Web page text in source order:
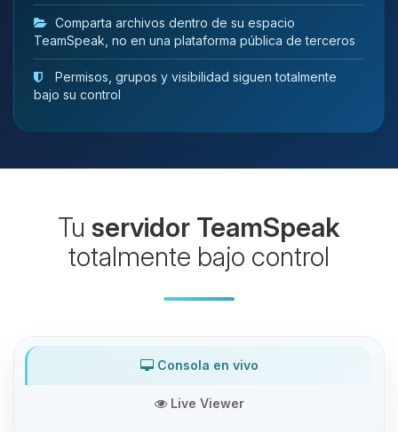
Comparta archivos dentro de su espacio
TeamSpeak, no en una plataforma pública de terceros
Permisos, grupos y visibilidad siguen totalmente
bajo su control
Tu servidor TeamSpeak
totalmente bajo control
Consola en vivo
Live Viewer